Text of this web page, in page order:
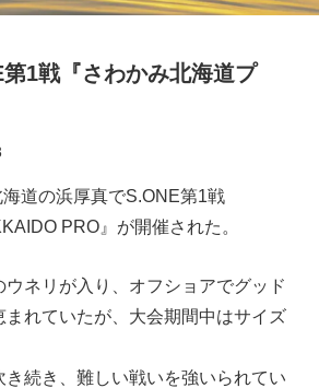
第1戦『さわかみ北海道プ
道の浜厚真でS.ONE第1戦
PRO』が開催された。
ネリが入り、オフショアでグッド
まれていたが、大会期間中はサイズ
続き、難しい戦いを強いられてい
ース